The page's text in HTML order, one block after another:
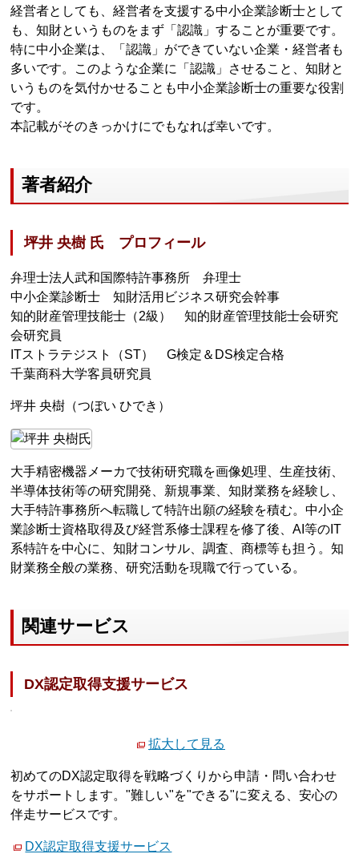
経営者としても、経営者を支援する中小企業診断士として
も、知財というものをまず「認識」することが重要です。
特に中小企業は、「認識」ができていない企業・経営者も
多いです。このような企業に「認識」させること、知財と
いうものを気付かせることも中小企業診断士の重要な役割
です。
本記載がそのきっかけにでもなれば幸いです。
著者紹介
坪井 央樹 氏 プロフィール
弁理士法人武和国際特許事務所 弁理士
中小企業診断士 知財活用ビジネス研究会幹事
知的財産管理技能士（2級） 知的財産管理技能士会研究
会研究員
ITストラテジスト（ST） G検定＆DS検定合格
千葉商科大学客員研究員
坪井 央樹（つぼい ひでき）
大手精密機器メーカで技術研究職を画像処理、生産技術、
半導体技術等の研究開発、新規事業、知財業務を経験し、
大手特許事務所へ転職して特許出願の経験を積む。中小企
業診断士資格取得及び経営系修士課程を修了後、AI等のIT
系特許を中心に、知財コンサル、調査、商標等も担う。知
財業務全般の業務、研究活動を現職で行っている。
関連サービス
DX認定取得支援サービス
拡大して見る
初めてのDX認定取得を戦略づくりから申請・問い合わせ
をサポートします。"難しい"を"できる"に変える、安心の
伴走サービスです。
DX認定取得支援サービス